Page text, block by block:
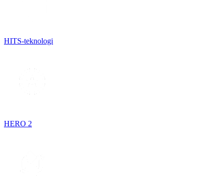
HITS-teknologi
HERO 2